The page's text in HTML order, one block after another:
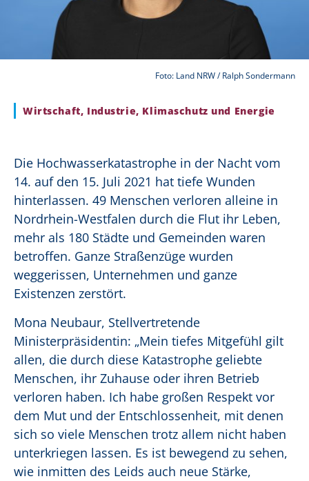
Foto: Land NRW / Ralph Sondermann
Wirtschaft, Industrie, Klimaschutz und Energie
Die Hochwasserkatastrophe in der Nacht vom
14. auf den 15. Juli 2021 hat tiefe Wunden
hinterlassen. 49 Menschen verloren alleine in
Nordrhein-Westfalen durch die Flut ihr Leben,
mehr als 180 Städte und Gemeinden waren
betroffen. Ganze Straßenzüge wurden
weggerissen, Unternehmen und ganze
Existenzen zerstört.
Mona Neubaur, Stellvertretende
Ministerpräsidentin: „Mein tiefes Mitgefühl gilt
allen, die durch diese Katastrophe geliebte
Menschen, ihr Zuhause oder ihren Betrieb
verloren haben. Ich habe großen Respekt vor
dem Mut und der Entschlossenheit, mit denen
sich so viele Menschen trotz allem nicht haben
unterkriegen lassen. Es ist bewegend zu sehen,
wie inmitten des Leids auch neue Stärke,